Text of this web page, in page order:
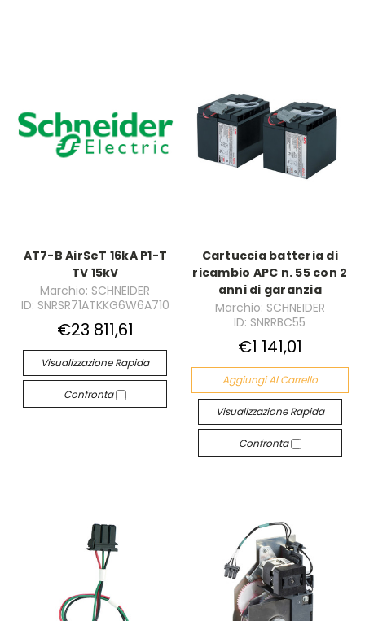
AT7-B AirSeT 16kA P1-T
TV 15kV
Marchio: SCHNEIDER
ID: SNRSR71ATKKG6W6A710
€23 811,61
Visualizzazione Rapida
Confronta
Cartuccia batteria di
ricambio APC n. 55 con 2
anni di garanzia
Marchio: SCHNEIDER
ID: SNRRBC55
€1 141,01
Aggiungi Al Carrello
Visualizzazione Rapida
Confronta